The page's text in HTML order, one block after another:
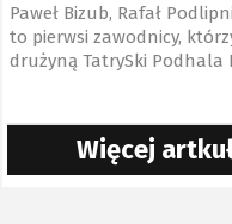
Paweł Bizub, Rafał
to pierwsi zawodnicy,
drużyną TatrySki Podhala
Więcej